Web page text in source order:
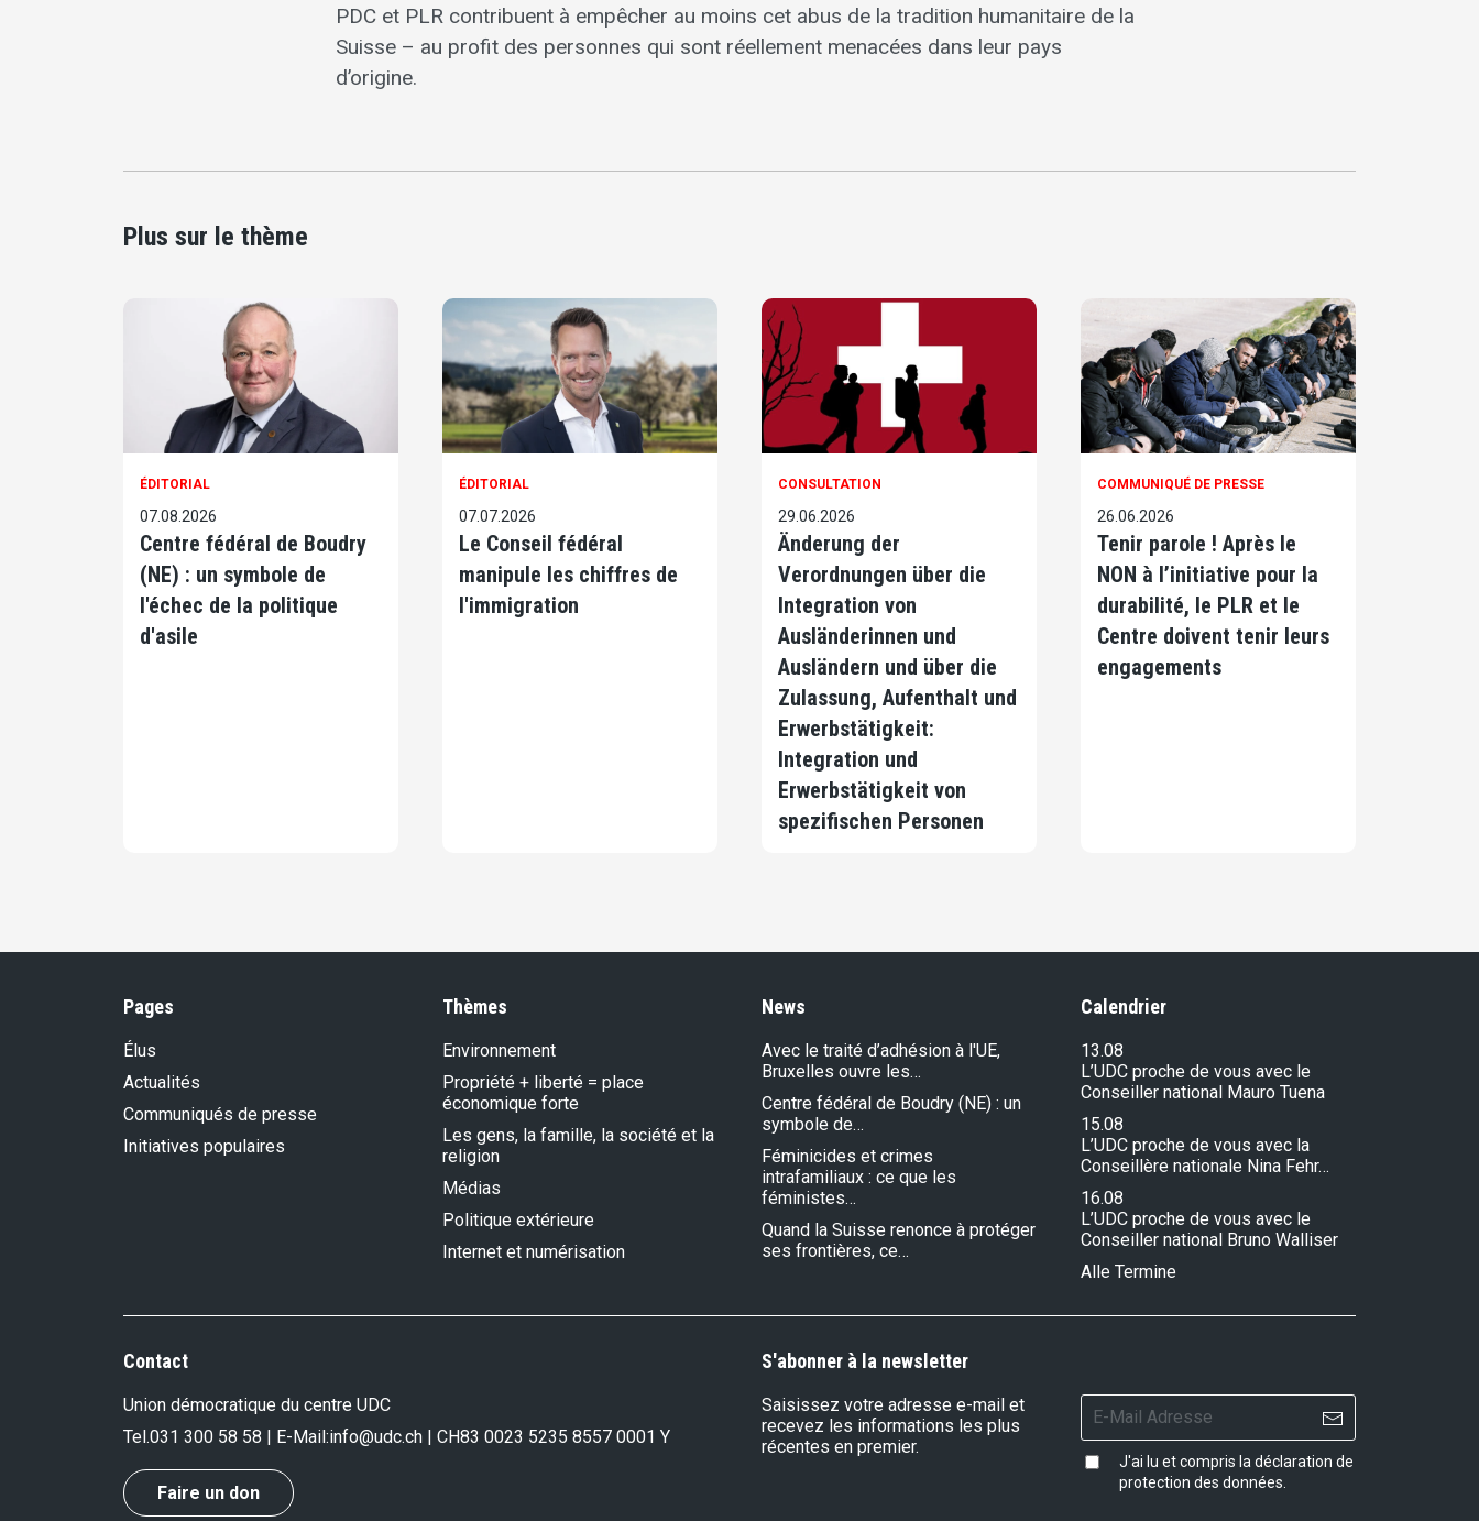
PDC et PLR contribuent à empêcher au moins cet abus de la tradition humanitaire de la
Suisse – au profit des personnes qui sont réellement menacées dans leur pays
d’origine.
Plus sur le thème
ÉDITORIAL
07.08.2026
Centre fédéral de Boudry
(NE) : un symbole de
l'échec de la politique
d'asile
ÉDITORIAL
07.07.2026
Le Conseil fédéral
manipule les chiffres de
l'immigration
CONSULTATION
29.06.2026
Änderung der
Verordnungen über die
Integration von
Ausländerinnen und
Ausländern und über die
Zulassung, Aufenthalt und
Erwerbstätigkeit:
Integration und
Erwerbstätigkeit von
spezifischen Personen
COMMUNIQUÉ DE PRESSE
26.06.2026
Tenir parole ! Après le
NON à l’initiative pour la
durabilité, le PLR et le
Centre doivent tenir leurs
engagements
Pages
Élus
Actualités
Communiqués de presse
Initiatives populaires
Thèmes
Environnement
Propriété + liberté = place
économique forte
Les gens, la famille, la société et la
religion
Médias
Politique extérieure
Internet et numérisation
News
Avec le traité d’adhésion à l'UE,
Bruxelles ouvre les…
Centre fédéral de Boudry (NE) : un
symbole de…
Féminicides et crimes
intrafamiliaux : ce que les
féministes…
Quand la Suisse renonce à protéger
ses frontières, ce…
Calendrier
13.08
L’UDC proche de vous avec le
Conseiller national Mauro Tuena
15.08
L’UDC proche de vous avec la
Conseillère nationale Nina Fehr…
16.08
L’UDC proche de vous avec le
Conseiller national Bruno Walliser
Alle Termine
Contact
Union démocratique du centre UDC
Tel.031 300 58 58 | E-Mail:info@udc.ch | CH83 0023 5235 8557 0001 Y
Faire un don
S'abonner à la newsletter
Saisissez votre adresse e-mail et
recevez les informations les plus
récentes en premier.
J'ai lu et compris la déclaration de
protection des données